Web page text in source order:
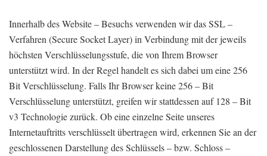
Innerhalb des Website – Besuchs verwenden wir das SSL –
Verfahren (Secure Socket Layer) in Verbindung mit der jeweils
höchsten Verschlüsselungsstufe, die von Ihrem Browser
unterstützt wird. In der Regel handelt es sich dabei um eine 256
Bit Verschlüsselung. Falls Ihr Browser keine 256 – Bit
Verschlüsselung unterstützt, greifen wir stattdessen auf 128 – Bit
v3 Technologie zurück. Ob eine einzelne Seite unseres
Internetauftritts verschlüsselt übertragen wird, erkennen Sie an der
geschlossenen Darstellung des Schlüssels – bzw. Schloss –